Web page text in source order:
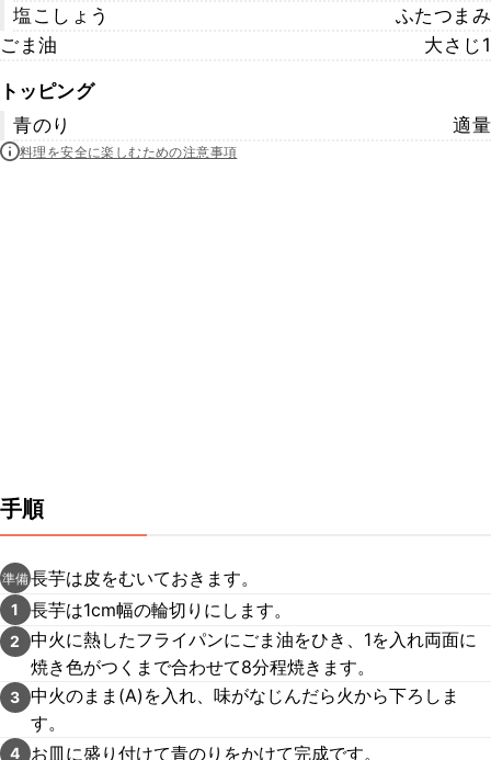
塩こしょう
ふたつまみ
ごま油
大さじ1
トッピング
青のり
適量
料理を安全に楽しむための注意事項
手順
準備長芋は皮をむいておきます。
1 長芋は1cm幅の輪切りにします。
2
中火に熱したフライパンにごま油をひき、1を入れ両面に
焼き色がつくまで合わせて8分程焼きます。
3 中火のまま(A)を入れ、味がなじんだら火から下ろしま
す。
4 お皿に盛り付けて青のりをかけて完成です。